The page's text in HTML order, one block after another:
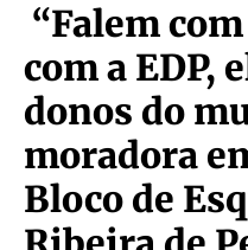
“Falem
com a EDP,
donos do
moradora
Bloco de